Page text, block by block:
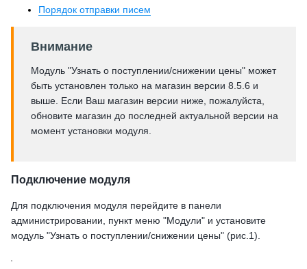
Порядок отправки писем
Внимание
Модуль "Узнать о поступлении/снижении цены" может
быть установлен только на магазин версии 8.5.6 и
выше. Если Ваш магазин версии ниже, пожалуйста,
обновите магазин до последней актуальной версии на
момент установки модуля.
Подключение модуля
Для подключения модуля перейдите в панели
администрировании, пункт меню "Модули" и установите
модуль "Узнать о поступлении/снижении цены" (рис.1).